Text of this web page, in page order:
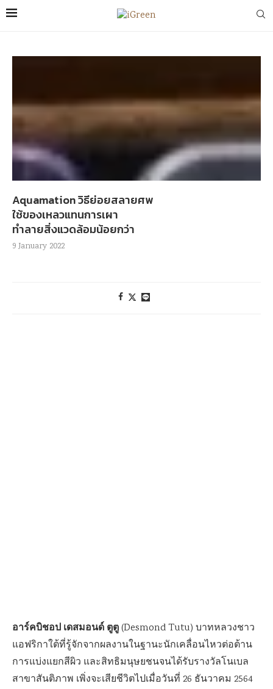
Aquamation วิธีย่อยสลายศพ
ใช้ของเหลวแทนการเผา
ทำลายสิ่งแวดล้อมน้อยกว่า
9 January 2022
อาร์คบิชอป เดสมอนด์ ตูตู(Desmond Tutu) บาทหลวงชาว
แอฟริกาใต้ที่รู้จักจากผลงานในฐานะนักเคลื่อนไหวต่อต้าน
การแบ่งแยกสีผิว และสิทธิมนุษยชนจนได้รับรางวัลโนเบล
สาขาสันติภาพ เพิ่งจะเสียชีวิตไปเมื่อวันที่ 26 ธันวาคม 2564